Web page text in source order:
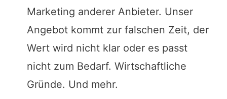
Marketing anderer Anbieter. Unser
Angebot kommt zur falschen Zeit, der
Wert wird nicht klar oder es passt
nicht zum Bedarf. Wirtschaftliche
Gründe. Und mehr.